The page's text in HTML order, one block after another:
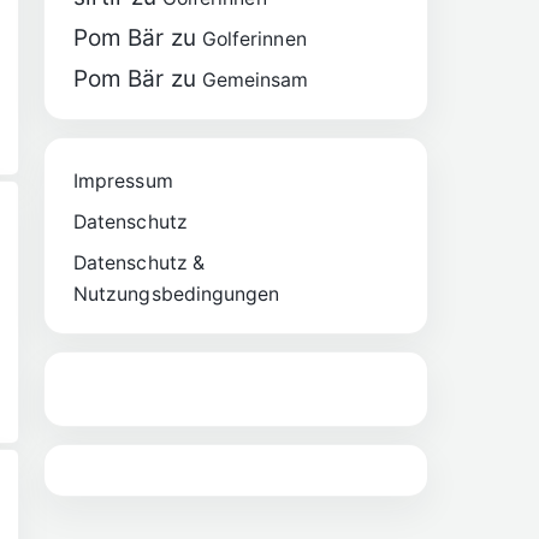
Pom Bär zu Golferinnen
Pom Bär zu Gemeinsam
Impressum
Datenschutz
Datenschutz &
Nutzungsbedingungen